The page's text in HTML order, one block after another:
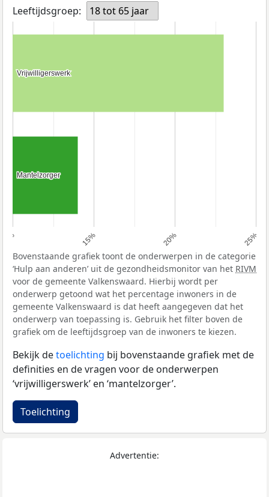
Leeftijdsgroep:
18 tot 65 jaar
10% 15% 20% 25%
Vrijwilligerswerk
Vrijwilligerswerk
Mantelzorger
Mantelzorger
Bovenstaande grafiek toont de onderwerpen in de categorie
‘Hulp aan anderen’ uit de gezondheidsmonitor van het RIVM
voor de gemeente Valkenswaard. Hierbij wordt per
onderwerp getoond wat het percentage inwoners in de
gemeente Valkenswaard is dat heeft aangegeven dat het
onderwerp van toepassing is. Gebruik het filter boven de
grafiek om de leeftijdsgroep van de inwoners te kiezen.
Bekijk detoelichting bij bovenstaande grafiek met de
definities en de vragen voor de onderwerpen
‘vrijwilligerswerk’ en ‘mantelzorger’.
Toelichting
Advertentie: